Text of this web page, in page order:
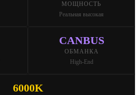
МОЩНОСТЬ
Реальная высокая
CANBUS
ОБМАНКА
High-End
6000K